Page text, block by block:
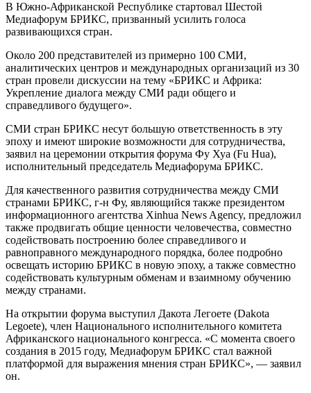
В Южно-Африканской Республике стартовал Шестой
Медиафорум БРИКС, призванный усилить голоса
развивающихся стран.
Около 200 представителей из примерно 100 СМИ,
аналитических центров и международных организаций из 30
стран провели дискуссии на тему «БРИКС и Африка:
Укрепление диалога между СМИ ради общего и
справедливого будущего».
СМИ стран БРИКС несут большую ответственность в эту
эпоху и имеют широкие возможности для сотрудничества,
заявил на церемонии открытия форума Фу Хуа (Fu Hua),
исполнительный председатель Медиафорума БРИКС.
Для качественного развития сотрудничества между СМИ
странами БРИКС, г-н Фу, являющийся также президентом
информационного агентства Xinhua News Agency, предложил
также продвигать общие ценности человечества, совместно
содействовать построению более справедливого и
равноправного международного порядка, более подробно
освещать историю БРИКС в новую эпоху, а также совместно
содействовать культурным обменам и взаимному обучению
между странами.
На открытии форума выступил Дакота Легоете (Dakota
Legoete), член Национального исполнительного комитета
Африканского национального конгресса. «С момента своего
создания в 2015 году, Медиафорум БРИКС стал важной
платформой для выражения мнения стран БРИКС», — заявил
он.